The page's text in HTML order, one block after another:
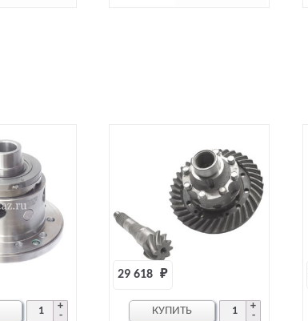
29 618 ₽
КУПИТЬ